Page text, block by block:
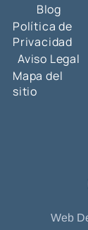
Blog
Política de
Privacidad
Aviso Legal
Mapa del
sitio
Web